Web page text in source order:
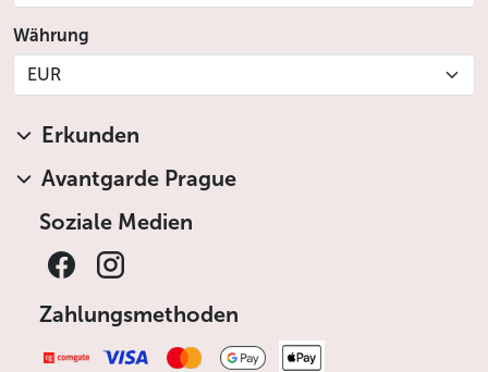
Währung
EUR
Erkunden
Avantgarde Prague
Soziale Medien
Zahlungsmethoden